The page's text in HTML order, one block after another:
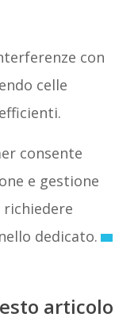
con
celle
consente
e gestione
dedicato.
articolo